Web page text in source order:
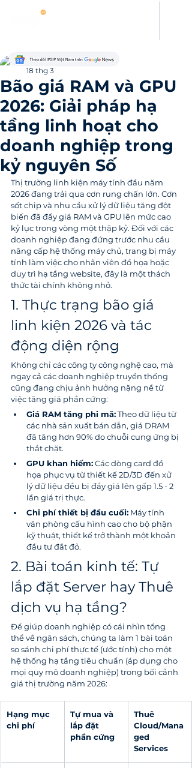
Bão giá RAM và GPU
2026: Giải pháp hạ
tầng linh hoạt cho
doanh nghiệp trong
kỷ nguyên Số
Thanh Hoang
18 thg 3
Thị trường linh kiện máy tính đầu năm
2026 đang trải qua cơn rung chấn lớn. Cơn
sốt chip và nhu cầu xử lý dữ liệu tăng đột
biến đã đẩy giá RAM và GPU lên mức cao
kỷ lục trong vòng một thập kỷ. Đối với các
doanh nghiệp đang đứng trước nhu cầu
nâng cấp hệ thống máy chủ, trang bị máy
tính làm việc cho nhân viên đồ họa hoặc
duy trì hạ tầng website, đây là một thách
thức tài chính không nhỏ.
1. Thực trạng bão giá
linh kiện 2026 và tác
động diện rộng
Không chỉ các công ty công nghệ cao, mà
ngay cả các doanh nghiệp truyền thống
cũng đang chịu ảnh hưởng nặng nề từ
việc tăng giá phần cứng:
Giá RAM tăng phi mã: Theo dữ liệu từ
các nhà sản xuất bán dẫn, giá DRAM
đã tăng hơn 90% do chuỗi cung ứng bị
thắt chặt.
GPU khan hiếm: Các dòng card đồ
họa phục vụ từ thiết kế 2D/3D đến xử
lý dữ liệu đều bị đẩy giá lên gấp 1.5 - 2
lần giá trị thực.
Chi phí thiết bị đầu cuối: Máy tính
văn phòng cấu hình cao cho bộ phận
kỹ thuật, thiết kế trở thành một khoản
đầu tư đắt đỏ.
2. Bài toán kinh tế: Tự
lắp đặt Server hay Thuê
dịch vụ hạ tầng?
Để giúp doanh nghiệp có cái nhìn tổng
thể về ngân sách, chúng ta làm 1 bài toán
so sánh chi phí thực tế (ước tính) cho một
hệ thống hạ tầng tiêu chuẩn (áp dụng cho
mọi quy mô doanh nghiệp) trong bối cảnh
giá thị trường năm 2026:
Hạng mục
chi phí
Tự mua và
lắp đặt
phần cứng
Thuê
Cloud/Mana
ged
Services